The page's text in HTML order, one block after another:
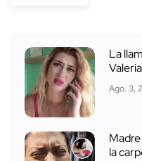
La
Ago. 3,
la